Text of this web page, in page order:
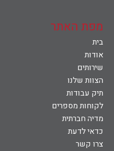
מפת האתר
בית
אודות
שירותים
הצוות שלנו
תיק עבודות
לקוחות מספרים
מדיה חברתית
כדאי לדעת
צרו קשר